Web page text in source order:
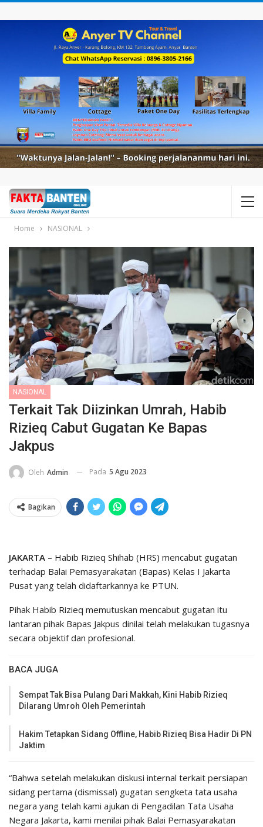
Home NASIONAL
NASIONAL
Terkait Tak Diizinkan Umrah, Habib
Rizieq Cabut Gugatan Ke Bapas
Jakpus
Oleh Admin Pada 5 Agu 2023
Bagikan
JAKARTA – Habib Rizieq Shihab (HRS) mencabut gugatan
terhadap Balai Pemasyarakatan (Bapas) Kelas I Jakarta
Pusat yang telah didaftarkannya ke PTUN.
Pihak Habib Rizieq memutuskan mencabut gugatan itu
lantaran pihak Bapas Jakpus dinilai telah melakukan tugasnya
secara objektif dan profesional.
BACA JUGA
Sempat Tak Bisa Pulang Dari Makkah, Kini Habib Rizieq
Dilarang Umroh Oleh Pemerintah
Hakim Tetapkan Sidang Offline, Habib Rizieq Bisa Hadir Di PN
Jaktim
“Bahwa setelah melakukan diskusi internal terkait persiapan
sidang pertama (dismissal) gugatan sengketa tata usaha
negara yang telah kami ajukan di Pengadilan Tata Usaha
Negara Jakarta, kami menilai pihak Balai Pemasyarakatan